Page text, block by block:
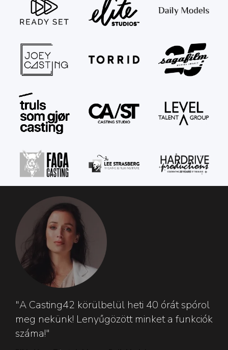
"A Casting42 körülbelül heti 40 órát spórol
meg nekünk! Lenyűgözött minket a funkciók
száma!"